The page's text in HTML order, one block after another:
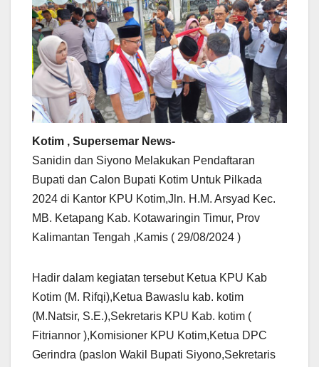
Kotim , Supersemar News-
Sanidin dan Siyono Melakukan Pendaftaran
Bupati dan Calon Bupati Kotim Untuk Pilkada
2024 di Kantor KPU Kotim,Jln. H.M. Arsyad Kec.
MB. Ketapang Kab. Kotawaringin Timur, Prov
Kalimantan Tengah ,Kamis ( 29/08/2024 )
Hadir dalam kegiatan tersebut Ketua KPU Kab
Kotim (M. Rifqi),Ketua Bawaslu kab. kotim
(M.Natsir, S.E.),Sekretaris KPU Kab. kotim (
Fitriannor ),Komisioner KPU Kotim,Ketua DPC
Gerindra (paslon Wakil Bupati Siyono,Sekretaris